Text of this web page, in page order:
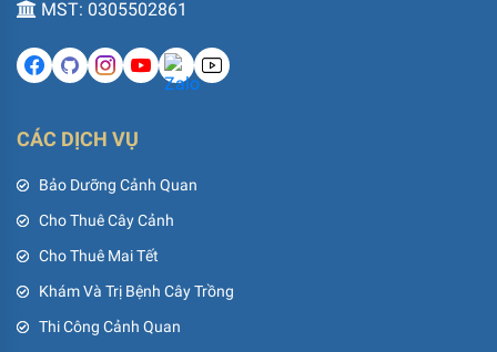
MST: 0305502861
CÁC DỊCH VỤ
Bảo Dưỡng Cảnh Quan
Cho Thuê Cây Cảnh
Cho Thuê Mai Tết
Khám Và Trị Bệnh Cây Trồng
Thi Công Cảnh Quan